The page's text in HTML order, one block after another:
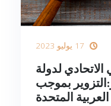
الاتحادي لدولة
بموجب
المتحدة